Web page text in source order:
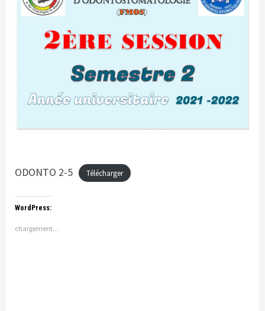
ODONTO 2-5 Télécharger
WordPress:
chargement…